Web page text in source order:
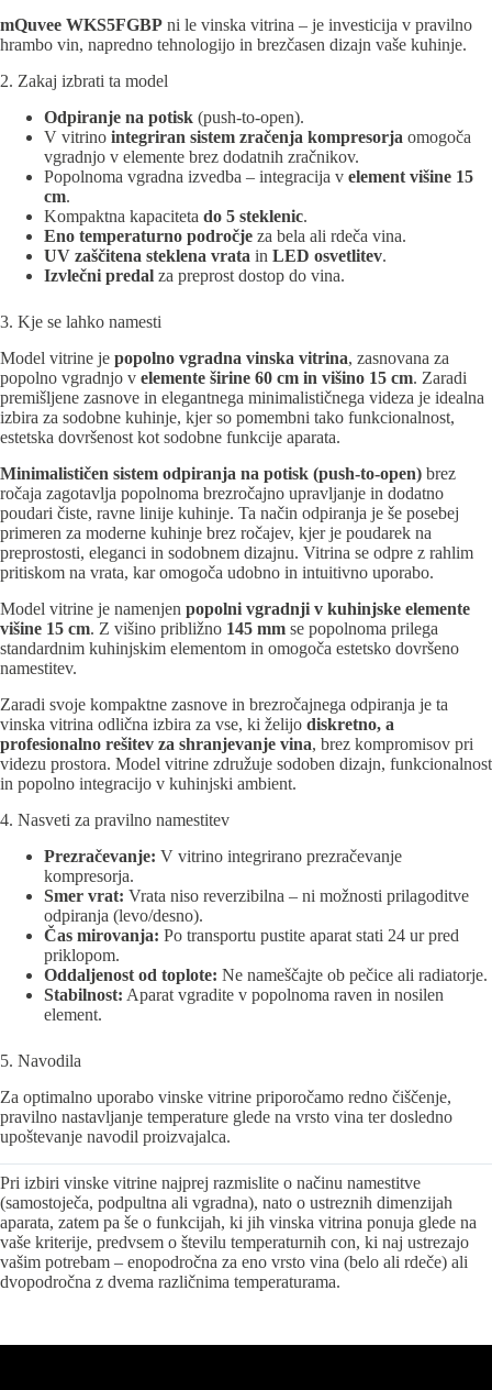
mQuvee WKS5FGBP ni le vinska vitrina – je investicija v pravilno
hrambo vin, napredno tehnologijo in brezčasen dizajn vaše kuhinje.
2. Zakaj izbrati ta model
Odpiranje na potisk (push-to-open).
V vitrino integriran sistem zračenja kompresorja omogoča
vgradnjo v elemente brez dodatnih zračnikov.
Popolnoma vgradna izvedba – integracija v element višine 15
cm.
Kompaktna kapaciteta do 5 steklenic.
Eno temperaturno področje za bela ali rdeča vina.
UV zaščitena steklena vrata in LED osvetlitev.
Izvlečni predal za preprost dostop do vina.
3. Kje se lahko namesti
Model vitrine je popolno vgradna vinska vitrina, zasnovana za
popolno vgradnjo v elemente širine 60 cm in višino 15 cm. Zaradi
premišljene zasnove in elegantnega minimalističnega videza je idealna
izbira za sodobne kuhinje, kjer so pomembni tako funkcionalnost,
estetska dovršenost kot sodobne funkcije aparata.
Minimalističen sistem odpiranja na potisk (push-to-open) brez
ročaja zagotavlja popolnoma brezročajno upravljanje in dodatno
poudari čiste, ravne linije kuhinje. Ta način odpiranja je še posebej
primeren za moderne kuhinje brez ročajev, kjer je poudarek na
preprostosti, eleganci in sodobnem dizajnu. Vitrina se odpre z rahlim
pritiskom na vrata, kar omogoča udobno in intuitivno uporabo.
Model vitrine je namenjen popolni vgradnji v kuhinjske elemente
višine 15 cm. Z višino približno 145 mm se popolnoma prilega
standardnim kuhinjskim elementom in omogoča estetsko dovršeno
namestitev.
Zaradi svoje kompaktne zasnove in brezročajnega odpiranja je ta
vinska vitrina odlična izbira za vse, ki želijo diskretno, a
profesionalno rešitev za shranjevanje vina, brez kompromisov pri
videzu prostora. Model vitrine združuje sodoben dizajn, funkcionalnost
in popolno integracijo v kuhinjski ambient.
4. Nasveti za pravilno namestitev
Prezračevanje: V vitrino integrirano prezračevanje
kompresorja.
Smer vrat: Vrata niso reverzibilna – ni možnosti prilagoditve
odpiranja (levo/desno).
Čas mirovanja: Po transportu pustite aparat stati 24 ur pred
priklopom.
Oddaljenost od toplote: Ne nameščajte ob pečice ali radiatorje.
Stabilnost: Aparat vgradite v popolnoma raven in nosilen
element.
5. Navodila
Za optimalno uporabo vinske vitrine priporočamo redno čiščenje,
pravilno nastavljanje temperature glede na vrsto vina ter dosledno
upoštevanje navodil proizvajalca.
Pri izbiri vinske vitrine najprej razmislite o načinu namestitve
(samostoječa, podpultna ali vgradna), nato o ustreznih dimenzijah
aparata, zatem pa še o funkcijah, ki jih vinska vitrina ponuja glede na
vaše kriterije, predvsem o številu temperaturnih con, ki naj ustrezajo
vašim potrebam – enopodročna za eno vrsto vina (belo ali rdeče) ali
dvopodročna z dvema različnima temperaturama.